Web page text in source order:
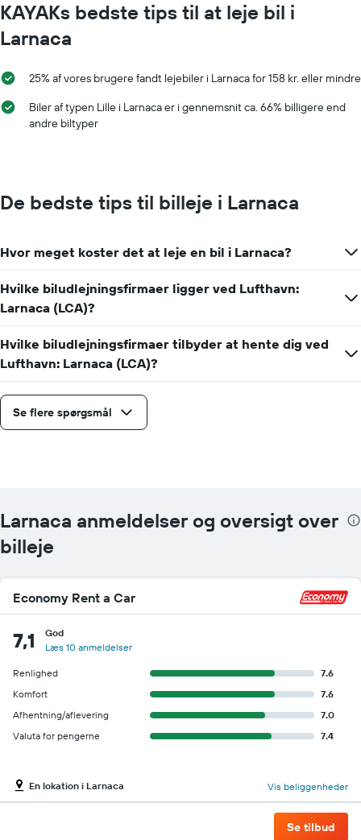
KAYAKs bedste tips til at leje bil i
Larnaca
25% af vores brugere fandt lejebiler i Larnaca for 158 kr. eller mindre
Biler af typen Lille i Larnaca er i gennemsnit ca. 66% billigere end
andre biltyper
De bedste tips til billeje i Larnaca
Hvor meget koster det at leje en bil i Larnaca?
Hvilke biludlejningsfirmaer ligger ved Lufthavn:
Larnaca (LCA)?
Hvilke biludlejningsfirmaer tilbyder at hente dig ved
Lufthavn: Larnaca (LCA)?
Se flere spørgsmål
Larnaca anmeldelser og oversigt over
billeje
Economy Rent a Car
7,1
God
Læs 10 anmeldelser
Renlighed
7.6
Komfort
7.6
Afhentning/aflevering
7.0
Valuta for pengerne
7.4
En lokation i Larnaca Vis beliggenheder
Se tilbud